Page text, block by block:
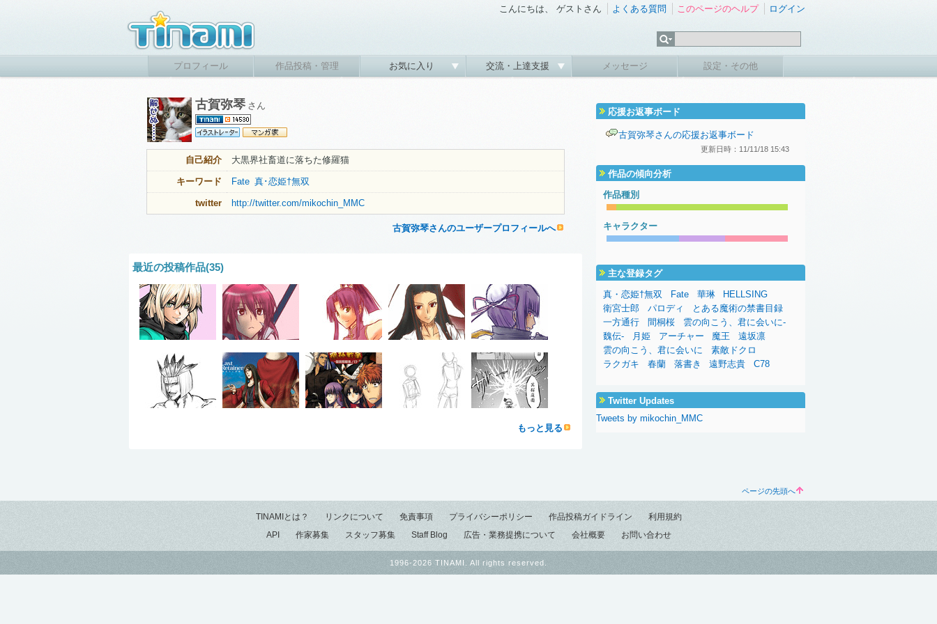
こんにちは、 ゲストさん よくある質問 このページのヘルプ ログイン
プロフィール 作品投稿・管理 お気に入り 交流・上達支援 メッセージ 設定・その他
古賀弥琴 さん
自己紹介 大黒界社畜道に落ちた修羅猫
キーワード Fate 真･恋姫†無双
twitter http://twitter.com/mikochin_MMC
古賀弥琴さんのユーザープロフィールへ
最近の投稿作品(35)
もっと見る
応援お返事ボード
古賀弥琴さんの応援お返事ボード
更新日時：11/11/18 15:43
作品の傾向分析
作品種別
キャラクター
主な登録タグ
真・恋姫†無双
Fate 華琳
HELLSING
衛宮士郎
パロディ
とある魔術の禁書目録
一方通行
間桐桜
雲の向こう、君に会いに-
魏伝-
月姫 アーチャー 魔王
遠坂凛
雲の向こう、君に会いに
素敵ドクロ
ラクガキ
春蘭 落書き 遠野志貴 C78
Twitter Updates
Tweets by mikochin_MMC
ページの先頭へ
TINAMIとは？ リンクについて 免責事項 プライバシーポリシー 作品投稿ガイドライン
利用規約
API
作家募集 スタッフ募集 Staff Blog 広告・業務提携について 会社概要 お問い合わせ
1996-2026 TINAMI. All rights reserved.